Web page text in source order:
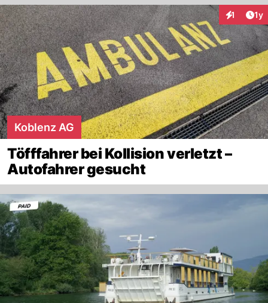
1 1y
Koblenz AG
Töfffahrer bei Kollision verletzt –
Autofahrer gesucht